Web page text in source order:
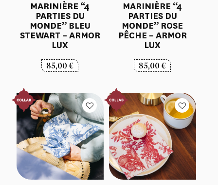
MARINIÈRE “4
PARTIES DU
MONDE” BLEU
STEWART – ARMOR
LUX
85,00€
MARINIÈRE “4
PARTIES DU
MONDE” ROSE
PÊCHE – ARMOR
LUX
85,00€